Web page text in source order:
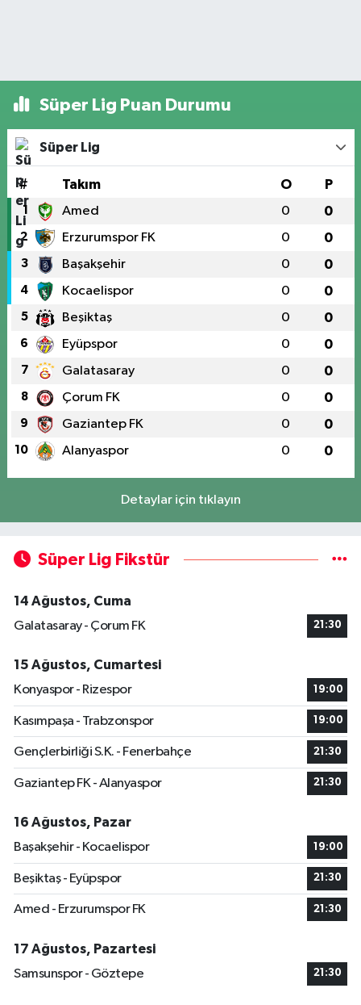
Süper Lig Puan Durumu
Süper Lig
# Takım O P
1 Amed 0 0
2 Erzurumspor FK 0 0
3 Başakşehir 0 0
4 Kocaelispor 0 0
5 Beşiktaş 0 0
6 Eyüpspor 0 0
7 Galatasaray 0 0
8 Çorum FK 0 0
9 Gaziantep FK 0 0
10 Alanyaspor 0 0
Detaylar için tıklayın
Süper Lig Fikstür
14 Ağustos, Cuma
Galatasaray - Çorum FK
21:30
15 Ağustos, Cumartesi
Konyaspor - Rizespor
19:00
Kasımpaşa - Trabzonspor 19:00
Gençlerbirliği S.K. - Fenerbahçe 21:30
Gaziantep FK - Alanyaspor 21:30
16 Ağustos, Pazar
Başakşehir - Kocaelispor
19:00
Beşiktaş - Eyüpspor 21:30
Amed - Erzurumspor FK 21:30
17 Ağustos, Pazartesi
Samsunspor - Göztepe
21:30